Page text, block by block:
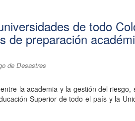
de todo
de preparación
de Desastres
la academia y la gestión del riesgo,
Superior de todo el país y la